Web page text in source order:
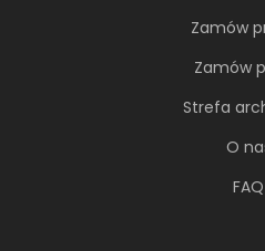
Zamów
Zamów
Strefa
O
FAQ